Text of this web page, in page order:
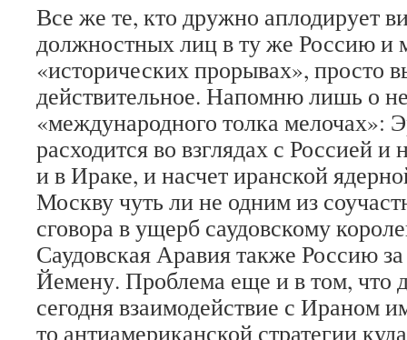
Все же те, кто дружно аплодирует
должностных лиц в ту же Россию и
«исторических прорывах», просто
действительное. Напомню лишь о
«международного толка мелочах»:
расходится во взглядах с Россией
и в Ираке, и насчет иранской
Москву чуть ли не одним из
сговора в ущерб саудовскому
Саудовская Аравия также Россию
Йемену. Проблема еще и в том, что
сегодня взаимодействие с Ираном
то антиамериканской стратегии